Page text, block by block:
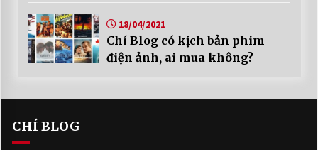
18/04/2021
Chí Blog có kịch bản phim
điện ảnh, ai mua không?
CHÍ BLOG